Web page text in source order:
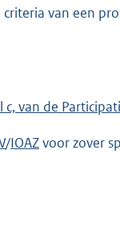
van een
van de
/IOAZvoor zover